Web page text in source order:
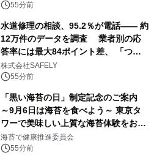
55分前
水道修理の相談、95.2％が電話―― 約
12万件のデータを調査 業者別の応
答率には最大84ポイント差、 「つな
がりやすさ」も選定基準に
株式会社SAFELY
55分前
「黒い海苔の日」制定記念のご案内
～9月6日は海苔を食べよう～ 東京タ
ワーで美味しい上質な海苔体験をお届
けします！
海苔で健康推進委員会
55分前